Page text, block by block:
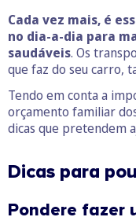
Cada vez mais, é
no dia-a-dia para
saudáveis. Os
que faz do seu carro,
Tendo em conta a
orçamento familiar
dicas que pretendem
Dicas para
Pondere fazer